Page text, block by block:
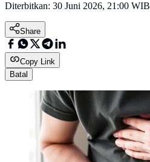
Diterbitkan: 30 Juni 2026, 21:00 WIB
Share
Copy Link
Batal